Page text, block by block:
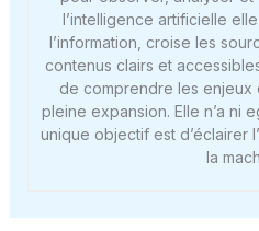
l’intelligence artificielle
l’information, croise les
contenus clairs et
de comprendre les
pleine expansion. Elle n’a ni
unique objectif est d’éclairer
la